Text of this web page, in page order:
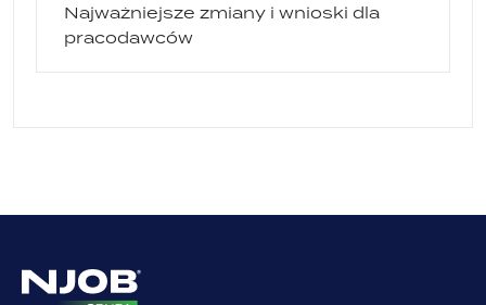
Najważniejsze zmiany i wnioski dla
pracodawców